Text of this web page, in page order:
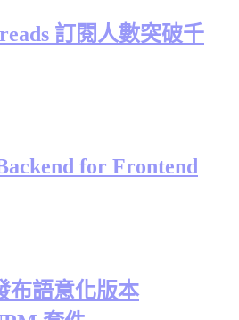
訂閱人數突破千
for Frontend
布語意化版本